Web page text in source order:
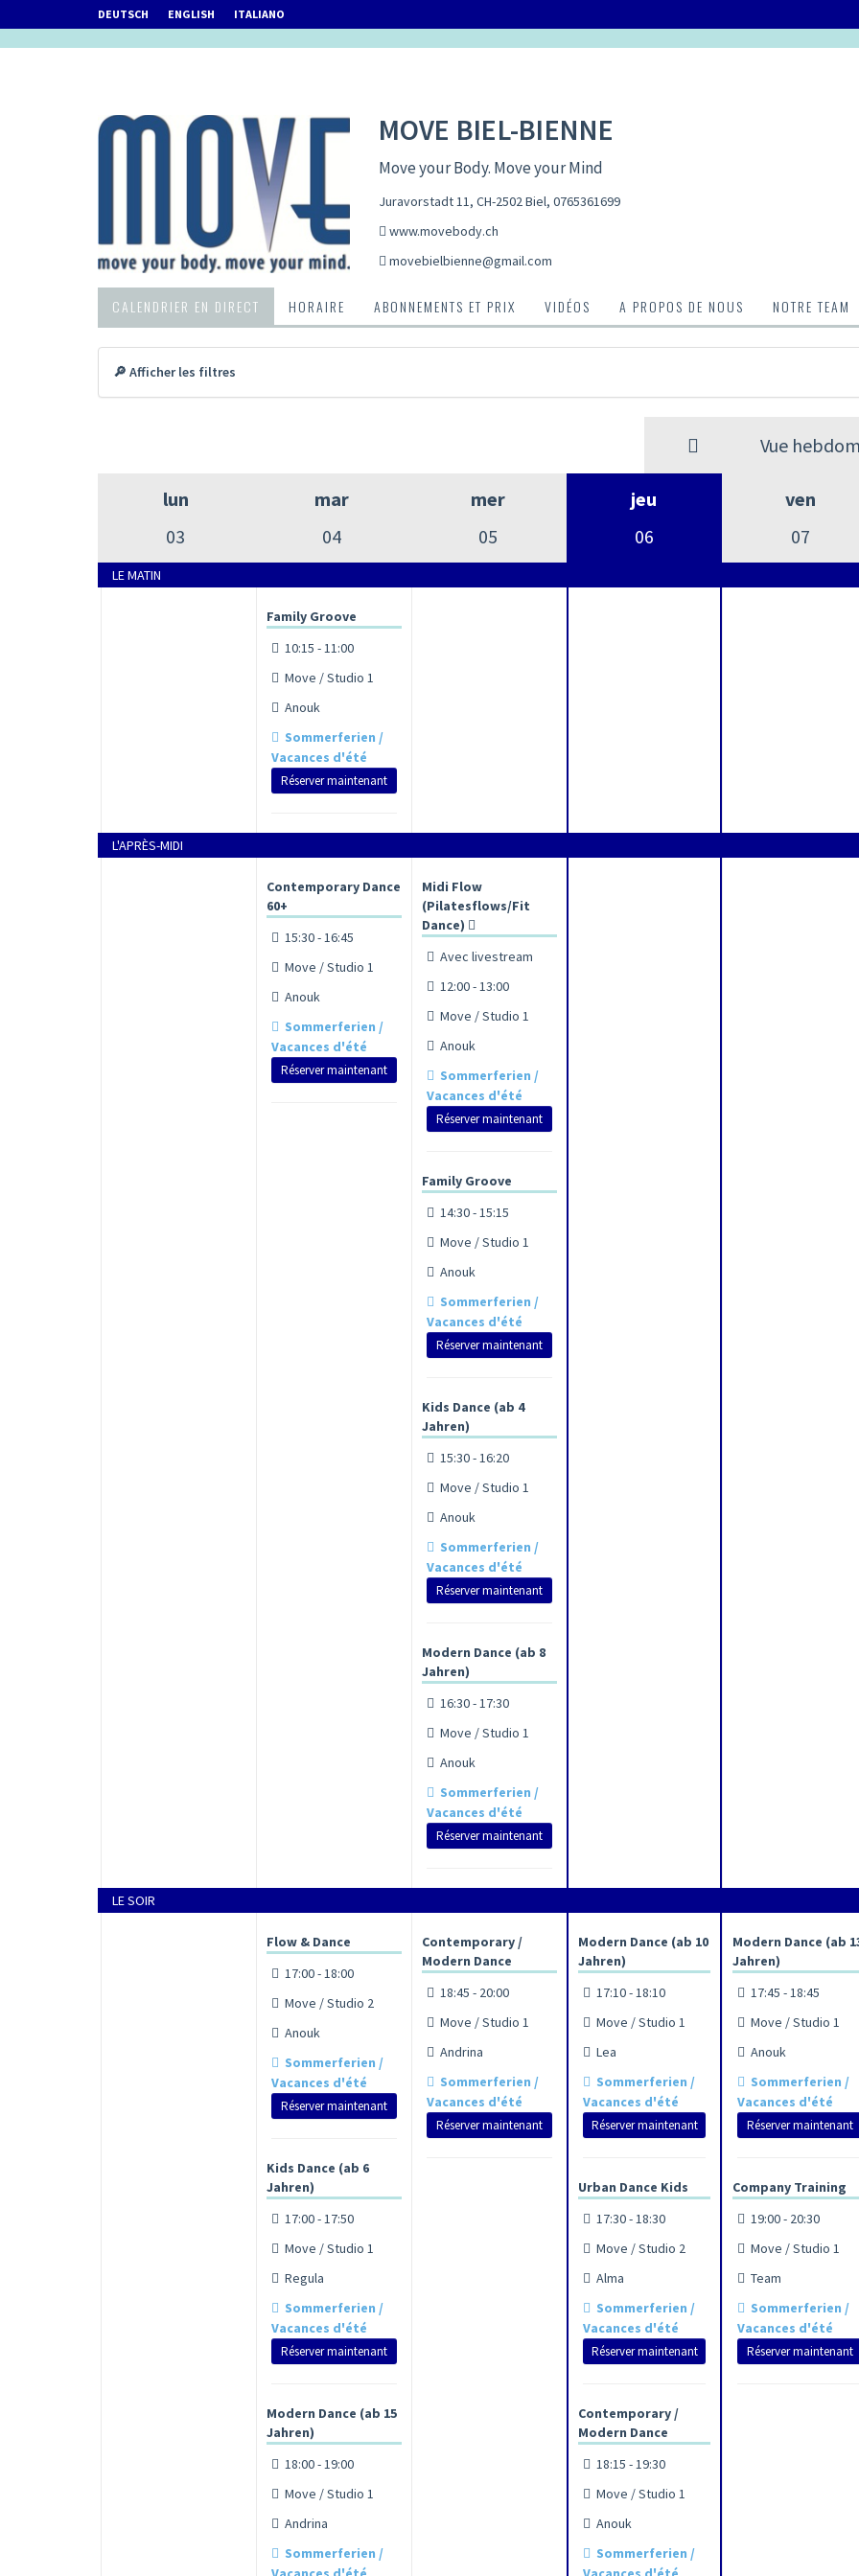
DEUTSCH ENGLISH ITALIANO
MOVE BIEL-BIENNE
Move your Body. Move your Mind
Juravorstadt 11, CH-2502 Biel, 0765361699
www.movebody.ch
movebielbienne@gmail.com
CALENDRIER EN DIRECT HORAIRE ABONNEMENTS ET PRIX VIDÉOS A PROPOS DE NOUS NOTRE TEAM
🔎 Afficher les filtres
Vue
lun
03
mar
04
mer
05
jeu
06
ven
07
LE MATIN
Family Groove
10:15 - 11:00
Move / Studio 1
Anouk
Sommerferien /
Vacances d'été
Réserver maintenant
L'APRÈS-MIDI
Contemporary Dance
60+
15:30 - 16:45
Move / Studio 1
Anouk
Sommerferien /
Vacances d'été
Réserver maintenant
Midi Flow
(Pilatesflows/Fit
Dance)
Avec livestream
12:00 - 13:00
Move / Studio 1
Anouk
Sommerferien /
Vacances d'été
Réserver maintenant
Family Groove
14:30 - 15:15
Move / Studio 1
Anouk
Sommerferien /
Vacances d'été
Réserver maintenant
Kids Dance (ab 4
Jahren)
15:30 - 16:20
Move / Studio 1
Anouk
Sommerferien /
Vacances d'été
Réserver maintenant
Modern Dance (ab 8
Jahren)
16:30 - 17:30
Move / Studio 1
Anouk
Sommerferien /
Vacances d'été
Réserver maintenant
LE SOIR
Flow & Dance
17:00 - 18:00
Move / Studio 2
Anouk
Sommerferien /
Vacances d'été
Réserver maintenant
Kids Dance (ab 6
Jahren)
17:00 - 17:50
Move / Studio 1
Regula
Sommerferien /
Vacances d'été
Réserver maintenant
Modern Dance (ab 15
Jahren)
18:00 - 19:00
Move / Studio 1
Andrina
Sommerferien /
Contemporary /
Modern Dance
18:45 - 20:00
Move / Studio 1
Andrina
Sommerferien /
Vacances d'été
Réserver maintenant
Modern Dance (ab 10
Jahren)
17:10 - 18:10
Move / Studio 1
Lea
Sommerferien /
Vacances d'été
Réserver maintenant
Urban Dance Kids
17:30 - 18:30
Move / Studio 2
Alma
Sommerferien /
Vacances d'été
Réserver maintenant
Contemporary /
Modern Dance
18:15 - 19:30
Move / Studio 1
Anouk
Sommerferien /
Modern Dance (ab
Jahren)
17:45 - 18:45
Move / Studio 1
Anouk
Sommerferien /
Vacances d'été
Réserver maintenant
Company Training
19:00 - 20:30
Move / Studio 1
Team
Sommerferien /
Vacances d'été
Réserver maintenant